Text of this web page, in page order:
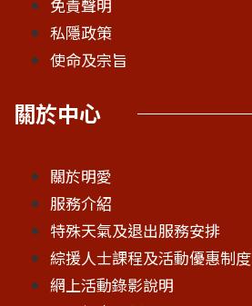
免責聲明
私隱政策
使命及宗旨
關於中心
關於明愛
服務介紹
特殊天氣及退出服務安排
綜援人士課程及活動優惠制度
網上活動錄影說明